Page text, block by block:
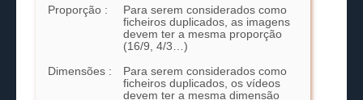
Proporção :
Para serem considerados como
ficheiros duplicados, as imagens
devem ter a mesma proporção
(16/9, 4/3…)
Dimensões :
Para serem considerados como
ficheiros duplicados, os vídeos
devem ter a mesma dimensão